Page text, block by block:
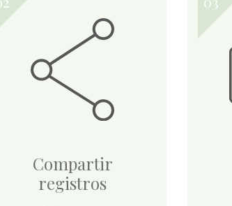
Compartir
registros